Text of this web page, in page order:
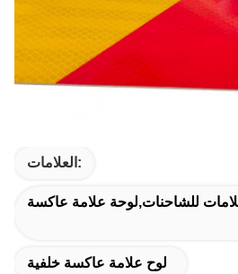
العلامات:
للشاحنات,لوحة علامة عاكسة
لوح علامة عاكسة خلفية